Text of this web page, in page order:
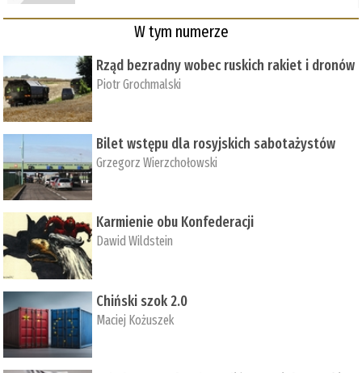
W tym numerze
Rząd bezradny wobec ruskich rakiet i dronów
Piotr Grochmalski
Bilet wstępu dla rosyjskich sabotażystów
Grzegorz Wierzchołowski
Karmienie obu Konfederacji
Dawid Wildstein
Chiński szok 2.0
Maciej Kożuszek